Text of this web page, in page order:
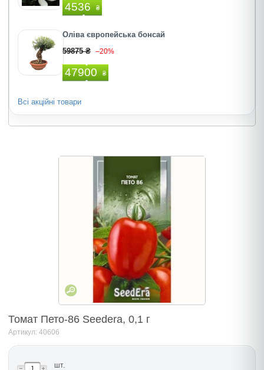
4536 ₴
Оліва європейська бонсай
59875 ₴ –20%
47900 ₴
Всі акційні товари
Томат Пето-86 Seedеra, 0,1 г
Артикул: 40606
шт.